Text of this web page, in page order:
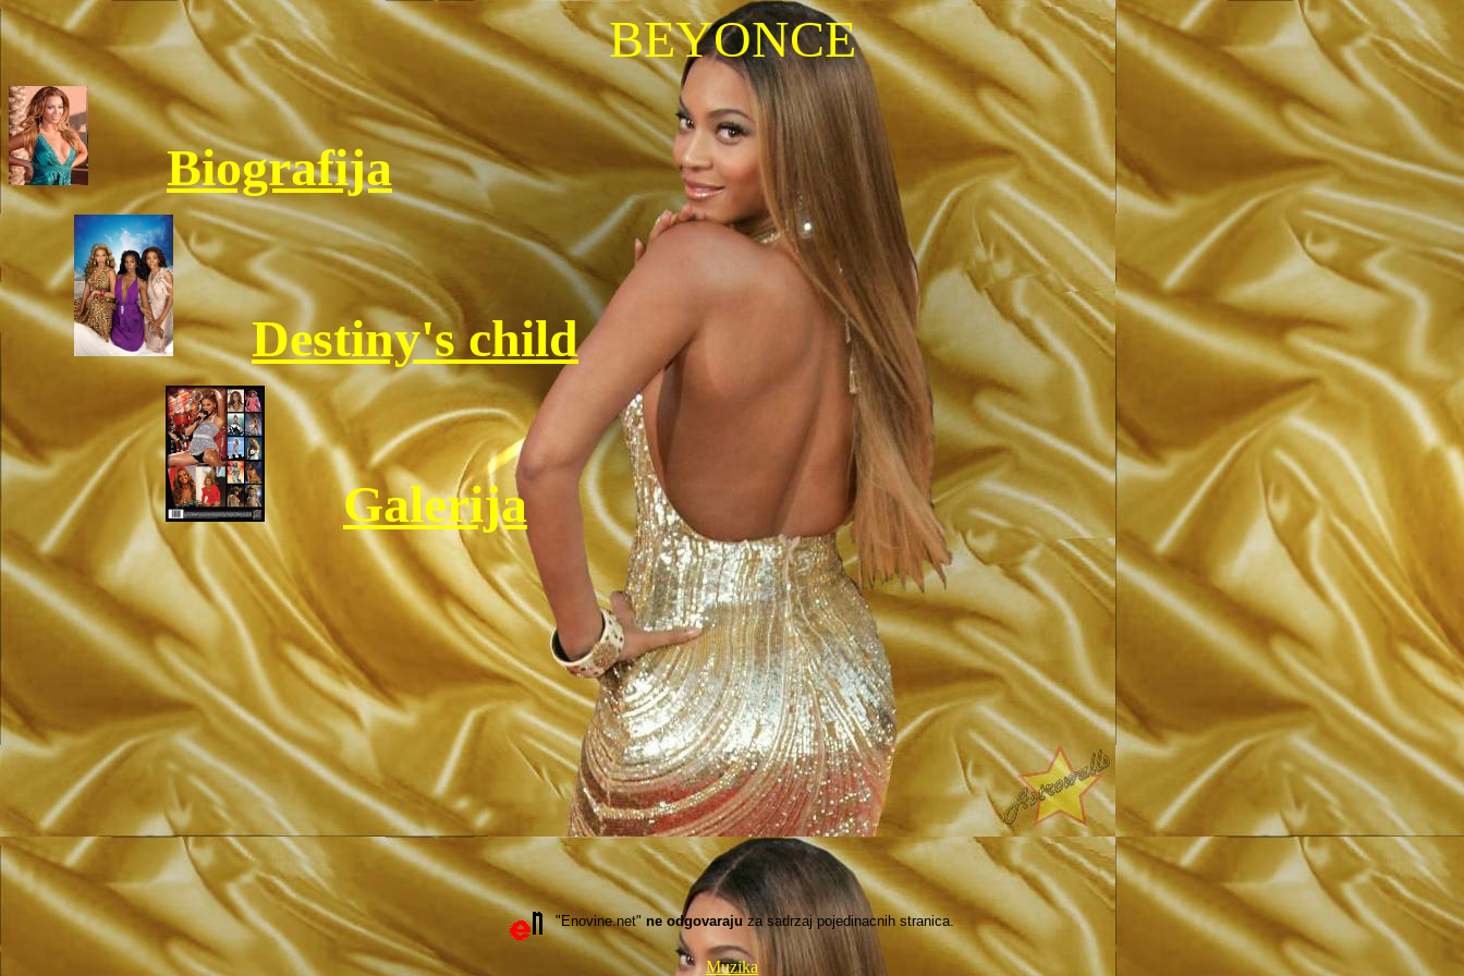
BEYONCE
Biografija
Destiny's child
Galerija
"Enovine.net" ne odgovarajuza sadrzaj pojedinacnih stranica.
Muzika